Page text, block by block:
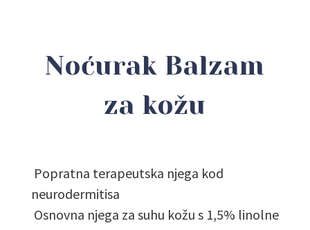
Noćurak Balzam
za kožu
Popratna terapeutska njega kod
neurodermitisa
Osnovna njega za suhu kožu s 1,5% linolne